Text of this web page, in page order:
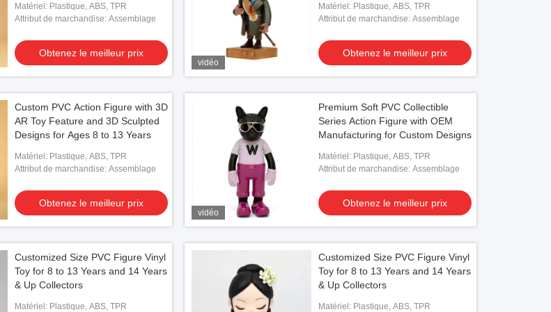
vidéo vidéo vidéo
Matériel: Plastique, ABS, TPR
Attribut de marchandise: Assemblage
Obtenez le meilleur prix
vidéo
Matériel: Plastique, ABS, TPR
Attribut de marchandise: Assemblage
Obtenez le meilleur prix
Custom PVC Action Figure with 3D
AR Toy Feature and 3D Sculpted
Designs for Ages 8 to 13 Years
Matériel: Plastique, ABS, TPR
Attribut de marchandise: Assemblage
Obtenez le meilleur prix
vidéo
Premium Soft PVC Collectible
Series Action Figure with OEM
Manufacturing for Custom Designs
Matériel: Plastique, ABS, TPR
Attribut de marchandise: Assemblage
Obtenez le meilleur prix
Customized Size PVC Figure Vinyl
Toy for 8 to 13 Years and 14 Years
& Up Collectors
Matériel: Plastique, ABS, TPR
Customized Size PVC Figure Vinyl
Toy for 8 to 13 Years and 14 Years
& Up Collectors
Matériel: Plastique, ABS, TPR